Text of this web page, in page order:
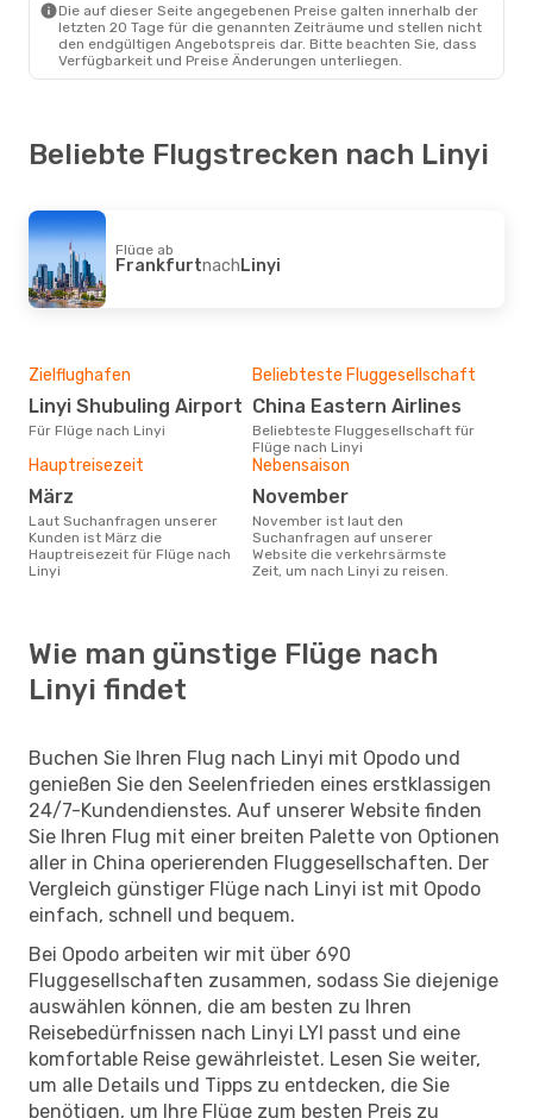
Die auf dieser Seite angegebenen Preise galten innerhalb der
letzten 20 Tage für die genannten Zeiträume und stellen nicht
den endgültigen Angebotspreis dar. Bitte beachten Sie, dass
Verfügbarkeit und Preise Änderungen unterliegen.
Beliebte Flugstrecken nach Linyi
Flüge ab
FrankfurtnachLinyi
Zielflughafen
Linyi Shubuling Airport
Für Flüge nach Linyi
Beliebteste Fluggesellschaft
China Eastern Airlines
Beliebteste Fluggesellschaft für
Flüge nach Linyi
Hauptreisezeit
März
Laut Suchanfragen unserer
Kunden ist März die
Hauptreisezeit für Flüge nach
Linyi
Nebensaison
November
November ist laut den
Suchanfragen auf unserer
Website die verkehrsärmste
Zeit, um nach Linyi zu reisen.
Wie man günstige Flüge nach
Linyi findet
Buchen Sie Ihren Flug nach Linyi mit Opodo und
genießen Sie den Seelenfrieden eines erstklassigen
24/7-Kundendienstes. Auf unserer Website finden
Sie Ihren Flug mit einer breiten Palette von Optionen
aller in China operierenden Fluggesellschaften. Der
Vergleich günstiger Flüge nach Linyi ist mit Opodo
einfach, schnell und bequem.
Bei Opodo arbeiten wir mit über 690
Fluggesellschaften zusammen, sodass Sie diejenige
auswählen können, die am besten zu Ihren
Reisebedürfnissen nach Linyi LYI passt und eine
komfortable Reise gewährleistet. Lesen Sie weiter,
um alle Details und Tipps zu entdecken, die Sie
benötigen, um Ihre Flüge zum besten Preis zu